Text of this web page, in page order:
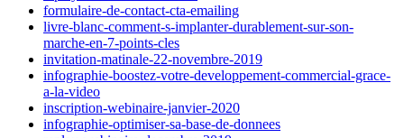
formulaire-de-contact-cta-emailing
livre-blanc-comment-s-implanter-durablement-sur-son-
marche-en-7-points-cles
invitation-matinale-22-novembre-2019
infographie-boostez-votre-developpement-commercial-grace-
a-la-video
inscription-webinaire-janvier-2020
infographie-optimiser-sa-base-de-donnees